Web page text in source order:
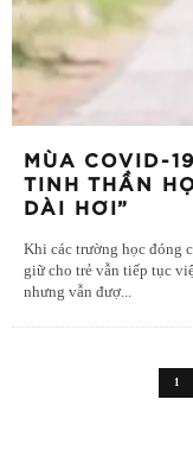
MÙA COVID-
TINH THẦN
DÀI HƠI”
Khi các trường học đóng
giữ cho trẻ vẫn tiếp tục
nhưng vẫn đượ
1